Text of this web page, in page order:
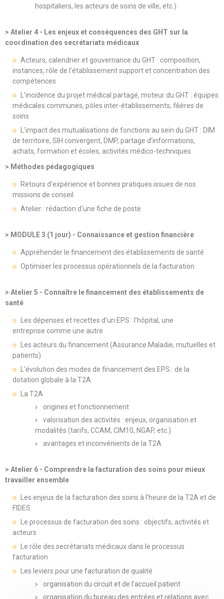
hospitaliers, les acteurs de soins de ville, etc.)
> Atelier 4 - Les enjeux et conséquences des GHT sur la
coordination des secrétariats médicaux
Acteurs, calendrier et gouvernance du GHT : composition,
instances, rôle de l’établissement support et concentration des
compétences
L’incidence du projet médical partagé, moteur du GHT : équipes
médicales communes, pôles inter-établissements, filières de
soins
L’impact des mutualisations de fonctions au sein du GHT : DIM
de territoire, SIH convergent, DMP, partage d’informations,
achats, formation et écoles, activités médico-techniques
> Méthodes pédagogiques
Retours d’expérience et bonnes pratiques issues de nos
missions de conseil
Atelier : rédaction d'une fiche de poste
> MODULE 3 (1 jour) - Connaissance et gestion financière
Appréhender le financement des établissements de santé
Optimiser les processus opérationnels de la facturation
> Atelier 5 - Connaître le financement des établissements de
santé
Les dépenses et recettes d’un EPS : l’hôpital, une
entreprise comme une autre
Les acteurs du financement (Assurance Maladie, mutuelles et
patients)
L’évolution des modes de financement des EPS : de la
dotation globale à la T2A
La T2A
origines et fonctionnement
valorisation des activités : enjeux, organisation et
modalités (tarifs, CCAM, CIM10, NGAP, etc.)
avantages et inconvénients de la T2A
> Atelier 6 - Comprendre la facturation des soins pour mieux
travailler ensemble
Les enjeux de la facturation des soins à l’heure de la T2A et de
FIDES
Le processus de facturation des soins : objectifs, activités et
acteurs
Le rôle des secrétariats médicaux dans le processus
facturation
Les leviers pour une facturation de qualité
organisation du circuit et de l’accueil patient
organisation du bureau des entrées et relations avec